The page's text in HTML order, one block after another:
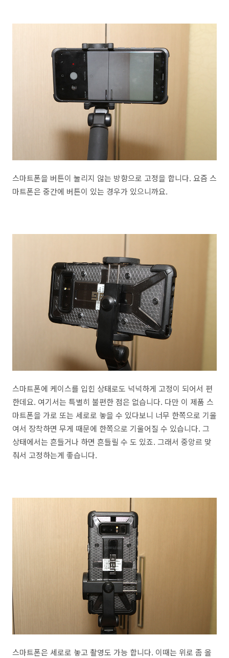
스마트폰을 버튼이 눌리지 않는 방향으로 고정을 합니다. 요즘 스
마트폰은 중간에 버튼이 있는 경우가 있으니까요.
스마트폰에 케이스를 입힌 상태로도 넉넉하게 고정이 되어서 편
한데요. 여기서는 특별히 불편한 점은 없습니다. 다만 이 제품 스
마트폰을 가로 또는 세로로 놓을 수 있다보니 너무 한쪽으로 기울
여서 장착하면 무게 때문에 한쪽으로 기울어질 수 있습니다. 그
상태에서는 흔들거나 하면 흔들릴 수 도 있죠. 그래서 중앙르 맞
춰서 고정하는게 좋습니다.
스마트폰은 세로로 놓고 촬영도 가능 합니다. 이때는 위로 좀 올